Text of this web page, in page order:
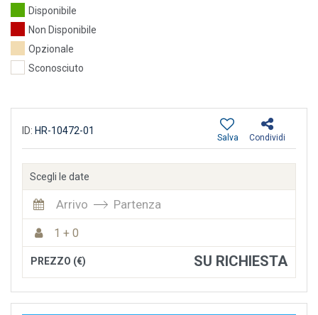
Disponibile
Non Disponibile
Opzionale
Sconosciuto
ID: HR-10472-01
Condividi
Salva
Scegli le date
Arrivo Partenza
1 + 0
PREZZO (€) SU RICHIESTA